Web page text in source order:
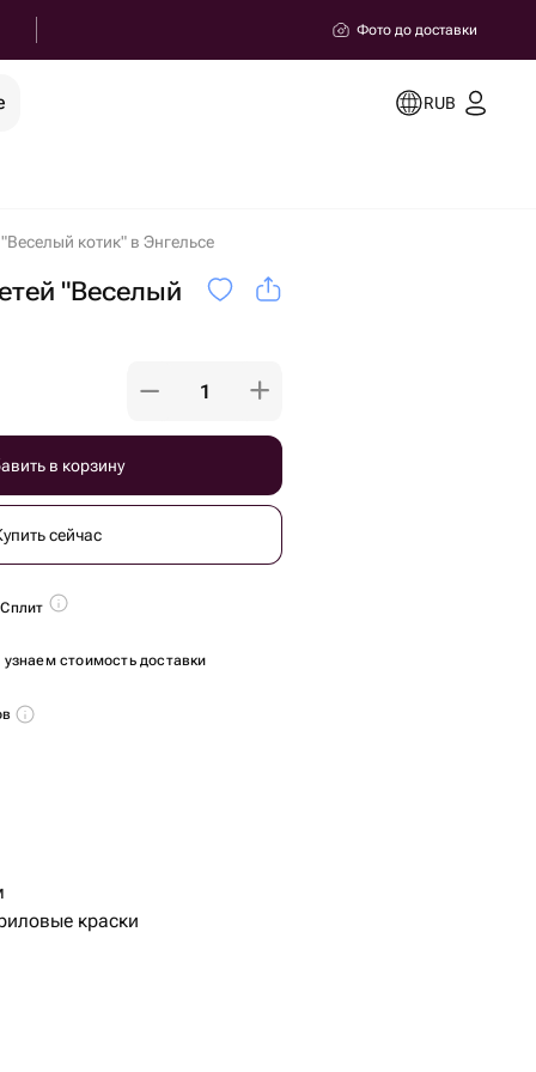
Фото до доставки
RUB
котик" в Энгельсе
"Веселый
в корзину
сейчас
стоимость доставки
краски